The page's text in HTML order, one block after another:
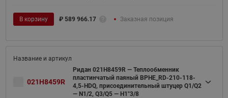
В корзину ₽ 589 966.17 Заказная позиция
021H8459R
Ридан 021H8459R — Теплообменник
пластинчатый паяный BPHE_RD-210-118-
4,5-HDQ, присоединительный штуцер Q1/Q2
— N1/2, Q3/Q5 — H1"3/8